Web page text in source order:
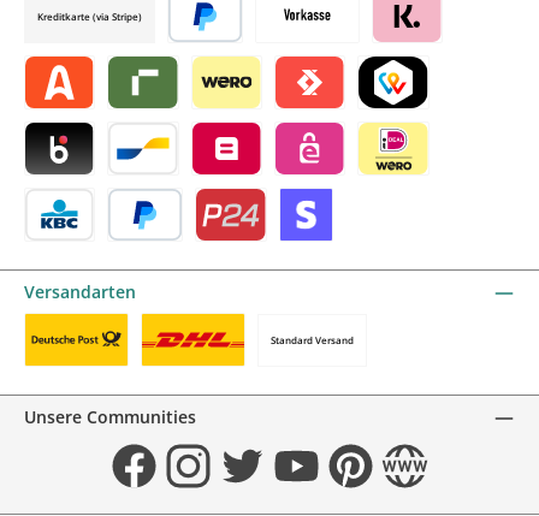
Vorkasse Klarna by mollie
Alma by mollieRiverty by mollie
Wero Satispay by mollieTWINT by mollie
Blik by mollieBancontact by mollie
Belfius by mollieeps by mollie
Kreditkarte (via Stripe)
Später bezahlen
Versandarten
Standard Versand
Unsere Communities
FacebookInstagramTwitter YouTubePinterestWebsite